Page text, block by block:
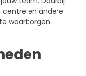
centre en andere
waarborgen.